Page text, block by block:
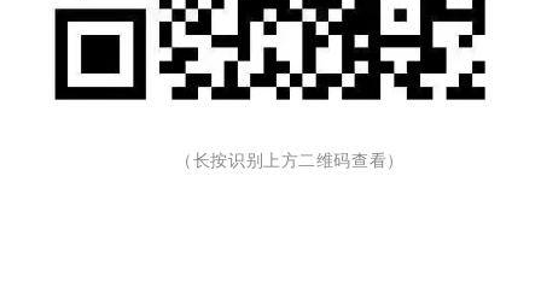
（长按识别上方二维码查看）